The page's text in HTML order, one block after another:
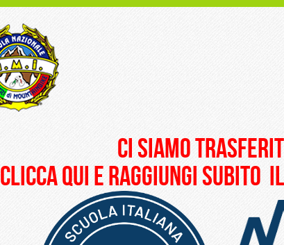
ci siamo
clicca qui e raggiungi subito